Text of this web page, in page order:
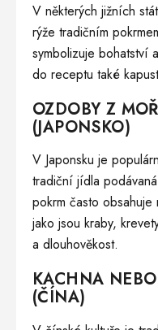
V některých jižních
rýže tradičním
symbolizuje bohatství
do receptu také
OZDOBY Z
(JAPONSKO)
V Japonsku je
tradiční jídla
pokrm často
jako jsou kraby,
a dlouhověkost.
KACHNA
(ČÍNA)